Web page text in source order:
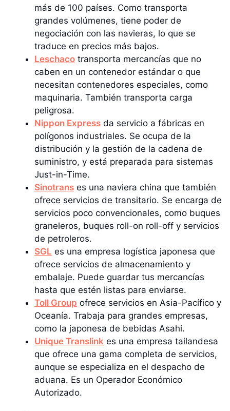
más de 100 países. Como transporta
grandes volúmenes, tiene poder de
negociación con las navieras, lo que se
traduce en precios más bajos.
Leschaco transporta mercancías que no
caben en un contenedor estándar o que
necesitan contenedores especiales, como
maquinaria. También transporta carga
peligrosa.
Nippon Express da servicio a fábricas en
polígonos industriales. Se ocupa de la
distribución y la gestión de la cadena de
suministro, y está preparada para sistemas
Just-in-Time.
Sinotrans es una naviera china que también
ofrece servicios de transitario. Se encarga de
servicios poco convencionales, como buques
graneleros, buques roll-on roll-off y servicios
de petroleros.
SGL es una empresa logística japonesa que
ofrece servicios de almacenamiento y
embalaje. Puede guardar tus mercancías
hasta que estén listas para enviarse.
Toll Group ofrece servicios en Asia-Pacífico y
Oceanía. Trabaja para grandes empresas,
como la japonesa de bebidas Asahi.
Unique Translink es una empresa tailandesa
que ofrece una gama completa de servicios,
aunque se especializa en el despacho de
aduana. Es un Operador Económico
Autorizado.